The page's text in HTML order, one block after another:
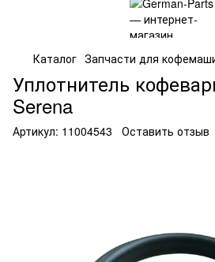
Каталог Запчасти для
Уплотнитель
Serena
Артикул: 11004543 Оставить отзыв